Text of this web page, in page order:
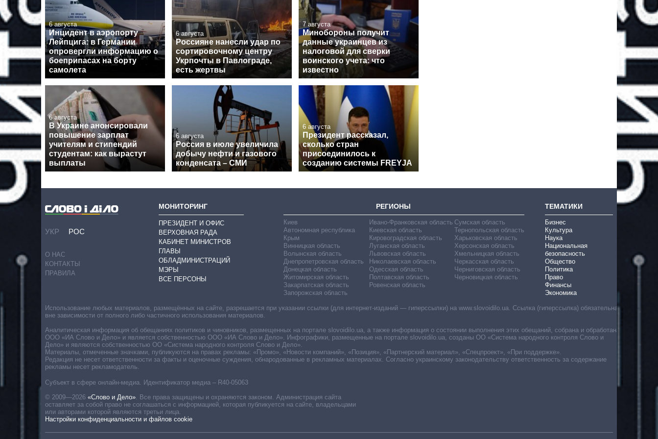
6 августа
Инцидент в аэропорту
Лейпцига: в Германии
опровергли информацию о
боеприпасах на борту
самолета
6 августа
Россияне нанесли удар по
сортировочному центру
Укрпочты в Павлограде,
есть жертвы
7 августа
Минобороны получит
данные украинцев из
налоговой для сверки
воинского учета: что
известно
6 августа
В Украине анонсировали
повышение зарплат
учителям и стипендий
студентам: как вырастут
выплаты
6 августа
Россия в июле увеличила
добычу нефти и газового
конденсата – СМИ
6 августа
Президент рассказал,
сколько стран
присоединилось к
созданию системы FREYJA
УКР РОС
О НАС
КОНТАКТЫ
ПРАВИЛА
МОНИТОРИНГ
ПРЕЗИДЕНТ И ОФИС
ВЕРХОВНАЯ РАДА
КАБИНЕТ МИНИСТРОВ
ГЛАВЫ
ОБЛАДМИНИСТРАЦИЙ
МЭРЫ
ВСЕ ПЕРСОНЫ
РЕГИОНЫ
Киев
Автономная республика
Крым
Винницкая область
Волынская область
Днепропетровская область
Донецкая область
Житомирская область
Закарпатская область
Запорожская область
Ивано-Франковская область
Киевская область
Кировоградская область
Луганская область
Львовская область
Николаевская область
Одесская область
Полтавская область
Ровенская область
Сумская область
Тернопольская область
Харьковская область
Херсонская область
Хмельницкая область
Черкасская область
Черниговская область
Черновицкая область
ТЕМАТИКИ
Бизнес
Культура
Наука
Национальная
безопасность
Общество
Политика
Право
Финансы
Экономика
Субъект в сфере онлайн-медиа. Идентификатор медиа – R40-05063
© 2009—2026 «Слово и Дело». Все права защищены и охраняются законом. Администрация сайта
оставляет за собой право не соглашаться с информацией, которая публикуется на сайте, владельцами
или авторами которой являются третьи лица.
Настройки конфиденциальности и файлов cookie
Использование любых материалов, размещённых на сайте, разрешается при указании ссылки (для интернет-изданий — гиперссылки) на www.slovoidilo.ua. Ссылка (гиперссылка) обязательна
вне зависимости от полного либо частичного использования материалов.
Аналитическая информация об обещаниях политиков и чиновников, размещенных на портале slovoidilo.ua, а также информация о состоянии выполнения этих обещаний, собрана и обработана
ООО «ИА Слово и Дело» и является собственностью ООО «ИА Слово и Дело». Инфографики, размещенные на портале slovoidilo.ua, созданы ОО «Система народного контроля Слово и
Дело» и являются собственностью ОО «Система народного контроля Слово и Дело».
Материалы, отмеченные значками, публикуются на правах рекламы: «Промо», «Новости компаний», «Позиция», «Партнерский материал», «Спецпроект», «При поддержке».
Редакция не несет ответственности за факты и оценочные суждения, обнародованные в рекламных материалах. Согласно украинскому законодательству ответственность за содержание
рекламы несет рекламодатель.